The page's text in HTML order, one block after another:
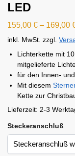
LED
155,00 € – 169,00
inkl. MwSt. zzgl.
Lichterkette mit
mitgelieferte
für den Innen-
Mit diesem
Kette zur
Lieferzeit: 2-3
Steckeranschluß